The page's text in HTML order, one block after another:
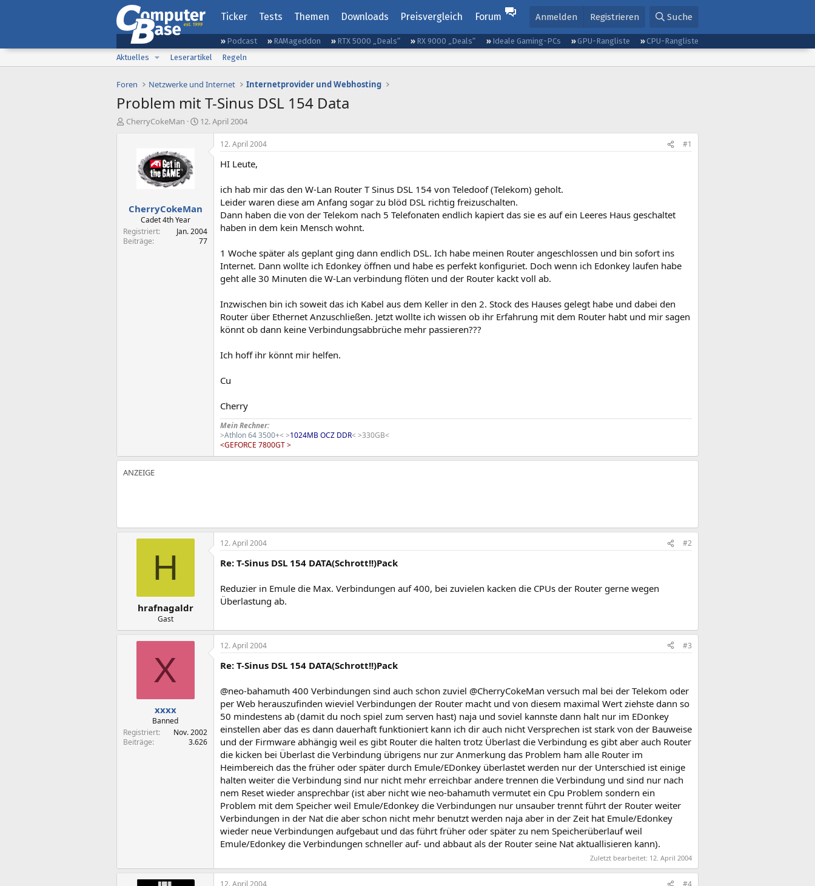
Ticker Tests Themen Downloads Preisvergleich Forum Anmelden Registrieren Suche
Podcast RAMageddon RTX 5000 „Deals“ RX 9000 „Deals“ Ideale Gaming-PCs GPU-Rangliste
CPU-Rangliste
Aktuelles
Leserartikel Regeln
Foren Netzwerke und Internet Internetprovider und Webhosting
Problem mit T-Sinus DSL 154 Data
E
CherryCokeMan
E
a
12. April 2004
CherryCokeMan
Cadet 4th Year
Registriert
Jan. 2004
Beiträge
77
12. April 2004 #1
HI Leute,
ich hab mir das den W-Lan Router T Sinus DSL 154 von Teledoof (Telekom) geholt.
Leider waren diese am Anfang sogar zu blöd DSL richtig freizuschalten.
Dann haben die von der Telekom nach 5 Telefonaten endlich kapiert das sie es auf ein Leeres Haus geschaltet
haben in dem kein Mensch wohnt.
1 Woche später als geplant ging dann endlich DSL. Ich habe meinen Router angeschlossen und bin sofort ins
Internet. Dann wollte ich Edonkey öffnen und habe es perfekt konfiguriet. Doch wenn ich Edonkey laufen habe
geht alle 30 Minuten die W-Lan verbindung flöten und der Router kackt voll ab.
Inzwischen bin ich soweit das ich Kabel aus dem Keller in den 2. Stock des Hauses gelegt habe und dabei den
Router über Ethernet Anzuschließen. Jetzt wollte ich wissen ob ihr Erfahrung mit dem Router habt und mir sagen
könnt ob dann keine Verbindungsabbrüche mehr passieren???
Ich hoff ihr könnt mir helfen.
Cu
Cherry
Mein Rechner:
>Athlon 64 3500+< >1024MB OCZ DDR< >330GB<
<GEFORCE 7800GT>
H
hrafnagaldr
Gast
12. April 2004 #2
Re: T-Sinus DSL 154 DATA(Schrott!!)Pack
Reduzier in Emule die Max. Verbindungen auf 400, bei zuvielen kacken die CPUs der Router gerne wegen
Überlastung ab.
X
xxxx
Banned
Registriert
Nov. 2002
Beiträge
3.626
12. April 2004 #3
Re: T-Sinus DSL 154 DATA(Schrott!!)Pack
@neo-bahamuth 400 Verbindungen sind auch schon zuviel @CherryCokeMan versuch mal bei der Telekom oder
per Web herauszufinden wieviel Verbindungen der Router macht und von diesem maximal Wert ziehste dann so
50 mindestens ab (damit du noch spiel zum serven hast) naja und soviel kannste dann halt nur im EDonkey
einstellen aber das es dann dauerhaft funktioniert kann ich dir auch nicht Versprechen ist stark von der Bauweise
und der Firmware abhängig weil es gibt Router die halten trotz Überlast die Verbindung es gibt aber auch Router
die kicken bei Überlast die Verbindung übrigens nur zur Anmerkung das Problem ham alle Router im
Heimbereich das the früher oder später durch Emule/EDonkey überlastet werden nur der Unterschied ist einige
halten weiter die Verbindung sind nur nicht mehr erreichbar andere trennen die Verbindung und sind nur nach
nem Reset wieder ansprechbar (ist aber nicht wie neo-bahamuth vermutet ein Cpu Problem sondern ein
Problem mit dem Speicher weil Emule/Edonkey die Verbindungen nur unsauber trennt führt der Router weiter
Verbindungen in der Nat die aber schon nicht mehr benutzt werden naja aber in der Zeit hat Emule/Edonkey
wieder neue Verbindungen aufgebaut und das führt früher oder später zu nem Speicherüberlauf weil
Emule/Edonkey die Verbindungen schneller auf- und abbaut als der Router seine Nat aktuallisieren kann).
Zuletzt bearbeitet: 12. April 2004
12. April 2004 #4